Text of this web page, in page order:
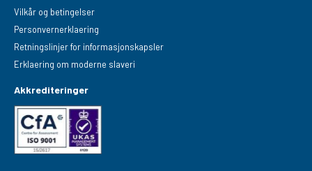
Vilkår og betingelser
Personvernerklaering
Retningslinjer for informasjonskapsler
Erklaering om moderne slaveri
Akkrediteringer